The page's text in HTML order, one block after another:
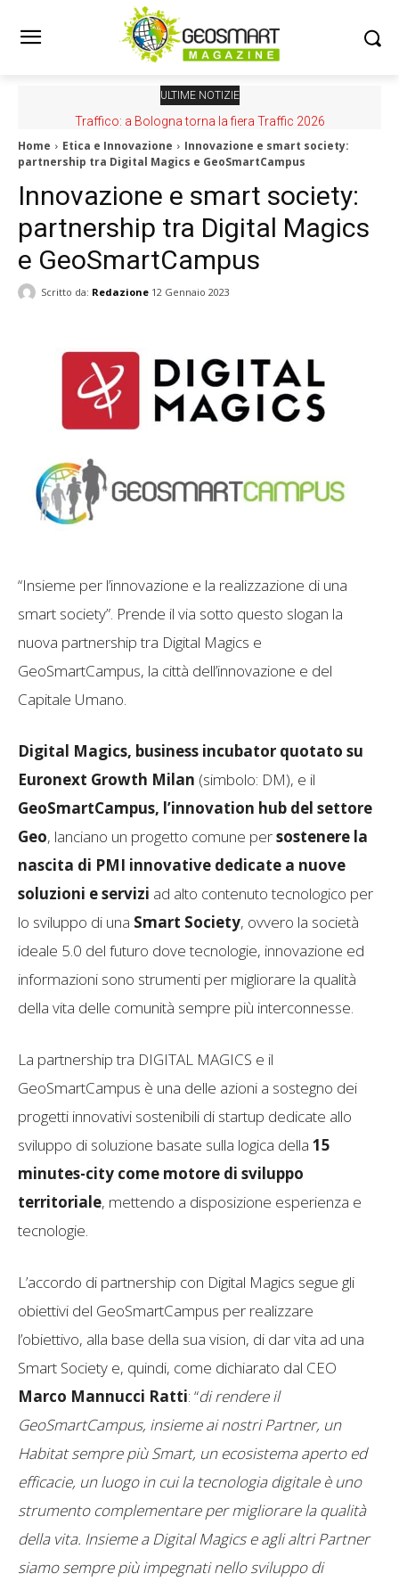
ULTIME NOTIZIE
Traffico: a Bologna torna la fiera Traffic 2026
Home Etica e Innovazione
Innovazione e smart society:
partnership tra Digital Magics e GeoSmartCampus
Innovazione e smart society:
partnership tra Digital Magics
e GeoSmartCampus
Scritto da: Redazione 12 Gennaio 2023
“Insieme per l’innovazione e la realizzazione di una
smart society”. Prende il via sotto questo slogan la
nuova partnership tra Digital Magics e
GeoSmartCampus, la città dell’innovazione e del
Capitale Umano.
Digital Magics, business incubator quotato su
Euronext Growth Milan (simbolo: DM), e il
GeoSmartCampus, l’innovation hub del settore
Geo, lanciano un progetto comune persostenere la
nascita di PMI innovative dedicate a nuove
soluzioni e servizi ad alto contenuto tecnologico per
lo sviluppo di una Smart Society, ovvero la società
ideale 5.0 del futuro dove tecnologie, innovazione ed
informazioni sono strumenti per migliorare la qualità
della vita delle comunità sempre più interconnesse.
La partnership tra DIGITAL MAGICS e il
GeoSmartCampus è una delle azioni a sostegno dei
progetti innovativi sostenibili di startup dedicate allo
sviluppo di soluzione basate sulla logica della 15
minutes-city come motore di sviluppo
territoriale, mettendo a disposizione esperienza e
tecnologie.
L’accordo di partnership con Digital Magics segue gli
obiettivi del GeoSmartCampus per realizzare
l’obiettivo, alla base della sua vision, di dar vita ad una
Smart Society e, quindi, come dichiarato dal CEO
Marco Mannucci Ratti: “di rendere il
GeoSmartCampus, insieme ai nostri Partner, un
Habitat sempre più Smart, un ecosistema aperto ed
efficacie, un luogo in cui la tecnologia digitale è uno
strumento complementare per migliorare la qualità
della vita. Insieme a Digital Magics e agli altri Partner
siamo sempre più impegnati nello sviluppo di